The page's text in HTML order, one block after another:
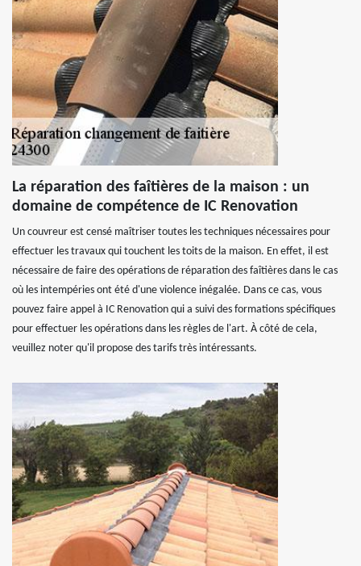
La réparation des faîtières de la maison : un
domaine de compétence de IC Renovation
Un couvreur est censé maîtriser toutes les techniques nécessaires pour
effectuer les travaux qui touchent les toits de la maison. En effet, il est
nécessaire de faire des opérations de réparation des faîtières dans le cas
où les intempéries ont été d'une violence inégalée. Dans ce cas, vous
pouvez faire appel à IC Renovation qui a suivi des formations spécifiques
pour effectuer les opérations dans les règles de l'art. À côté de cela,
veuillez noter qu'il propose des tarifs très intéressants.